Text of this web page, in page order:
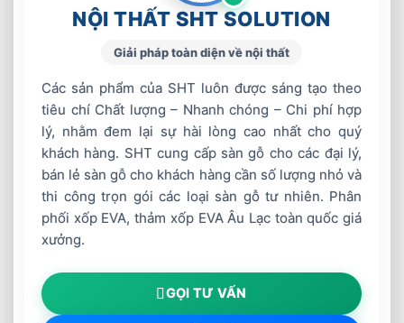
NỘI THẤT SHT SOLUTION
Giải pháp toàn diện về nội thất
Các sản phẩm của SHT luôn được sáng tạo theo
tiêu chí Chất lượng – Nhanh chóng – Chi phí hợp
lý, nhằm đem lại sự hài lòng cao nhất cho quý
khách hàng. SHT cung cấp sàn gỗ cho các đại lý,
bán lẻ sàn gỗ cho khách hàng cần số lượng nhỏ và
thi công trọn gói các loại sàn gỗ tư nhiên. Phân
phối xốp EVA, thảm xốp EVA Âu Lạc toàn quốc giá
xưởng.
GỌI TƯ VẤN